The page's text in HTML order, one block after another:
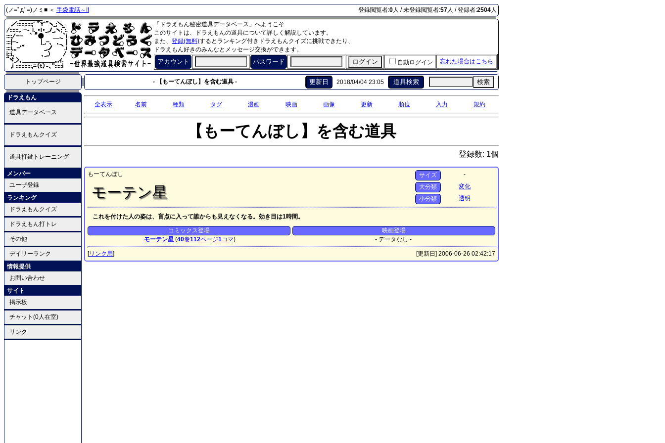
(ノ=ﾟдﾟ=)ノミ■ ＜ 手袋電話～!! 登録閲覧者:0人 / 未登録閲覧者:57人 / 登録者:2504人
「ドラえもん秘密道具データベース」へようこそ
このサイトは、ドラえもんの道具について詳しく解説しています。
また、 登録(無料)するとランキング付きドラえもんクイズに挑戦できたり、
ドラえもん好きのみんなとメッセージ交換ができます。
アカウント パスワード 自動ログイン 忘れた場合はこちら
トップページ - 【もーてんぼし】を含む道具 - 更新日 2018/04/04 23:05 道具検索 検索
ドラえもん
道具データベース
ドラえもんクイズ
道具打鍵トレーニング
メンバー
ユーザ登録
ランキング
ドラえもんクイズ
ドラえもん打トレ
その他
デイリーランク
情報提供
お問い合わせ
サイト
掲示板
チャット(0人在室)
リンク
全表示 名前 種類 タグ 漫画 映画 画像 更新 順位 入力 規約
【もーてんぼし】を含む道具
登録数: 1個
もーてんぼし
モーテン星
サイズ
-
大分類
変化
小分類
透明
これを付けた人の姿は、盲点に入って誰からも見えなくなる。効き目は1時間。
コミックス登場
モーテン星(40巻112ページ1コマ)
映画登場
- データなし -
[リンク用] [更新日] 2006-06-26 02:42:17